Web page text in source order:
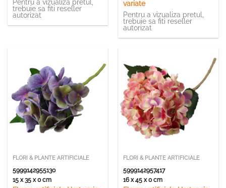
Pentru a vizualiza pretul,
trebuie sa fiti reseller
autorizat
variate
Pentru a vizualiza pretul,
trebuie sa fiti reseller
autorizat
FLORI & PLANTE ARTIFICIALE
5999142955130
15 x 35 x 0 cm
FLORI & PLANTE ARTIFICIALE
5999142957417
16 x 45 x 0 cm